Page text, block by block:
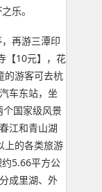
乐。
再游三潭印
【10元】，花
的游客可去杭
车东站，坐
国家级风景
江和青山湖
上的各类旅游
5.66平方公
成里湖、外